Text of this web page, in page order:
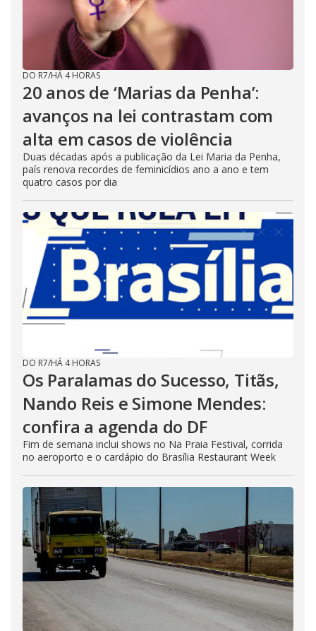
DO R7/HÁ 4 HORAS
20 anos de ‘Marias da Penha’:
avanços na lei contrastam com
alta em casos de violência
Duas décadas após a publicação da Lei Maria da Penha,
país renova recordes de feminicídios ano a ano e tem
quatro casos por dia
DO R7/HÁ 4 HORAS
Os Paralamas do Sucesso, Titãs,
Nando Reis e Simone Mendes:
confira a agenda do DF
Fim de semana inclui shows no Na Praia Festival, corrida
no aeroporto e o cardápio do Brasília Restaurant Week